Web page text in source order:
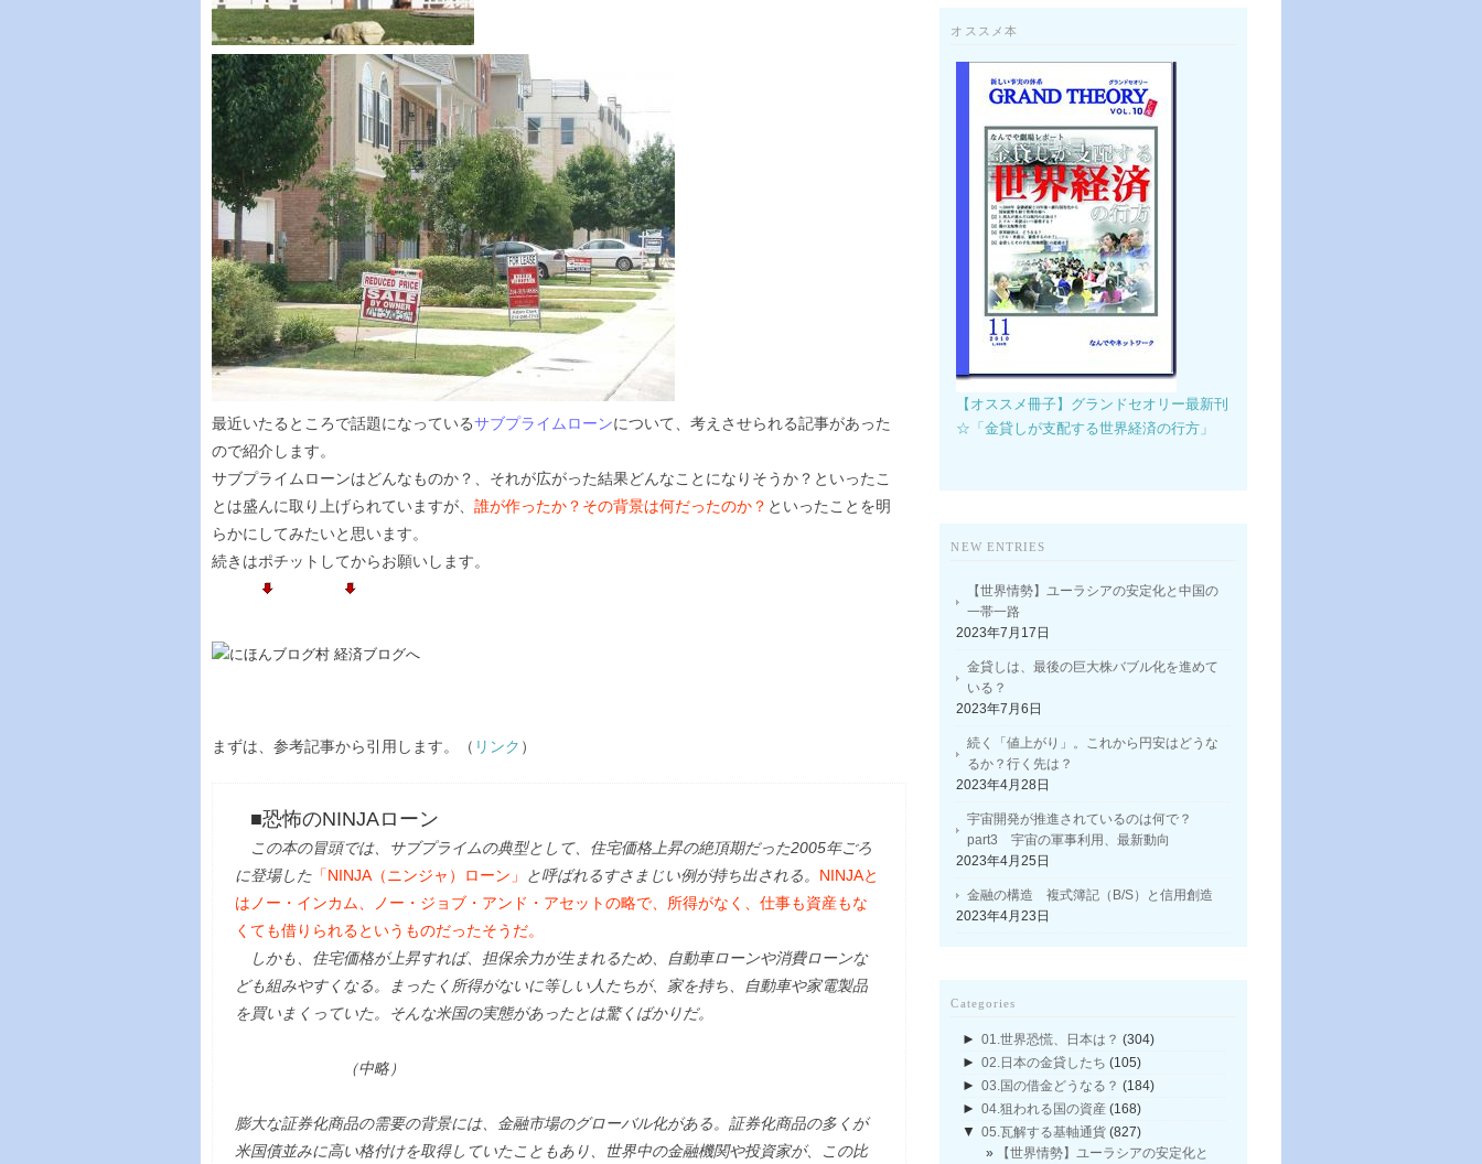
最近いたるところで話題になっているサブプライムローンについて、考えさせられる記事があった
ので紹介します。
サブプライムローンはどんなものか？、それが広がった結果どんなことになりそうか？といったこ
とは盛んに取り上げられていますが、 誰が作ったか？その背景は何だったのか？ といったことを明
らかにしてみたいと思います。
続きはポチットしてからお願いします。
まずは、参考記事から引用します。（ リンク ）
■恐怖のNINJAローン
この本の冒頭では、サブプライムの典型として、住宅価格上昇の絶頂期だった2005年ごろ
に登場した 「NINJA（ニンジャ）ローン」 と呼ばれるすさまじい例が持ち出される。 NINJAと
はノー・インカム、ノー・ジョブ・アンド・アセットの略で、所得がなく、仕事も資産もな
くても借りられるというものだったそうだ。
しかも、住宅価格が上昇すれば、担保余力が生まれるため、自動車ローンや消費ローンな
ども組みやすくなる。まったく所得がないに等しい人たちが、家を持ち、自動車や家電製品
を買いまくっていた。そんな米国の実態があったとは驚くばかりだ。
（中略）
膨大な証券化商品の需要の背景には、金融市場のグローバル化がある。証券化商品の多くが
米国債並みに高い格付けを取得していたこともあり、世界中の金融機関や投資家が、この比
オススメ本
【オススメ冊子】グランドセオリー最新刊
☆「金貸しが支配する世界経済の行方」
NEW ENTRIES
【世界情勢】ユーラシアの安定化と中国の
一帯一路
2023年7月17日
金貸しは、最後の巨大株バブル化を進めて
いる？
2023年7月6日
続く「値上がり」。これから円安はどうな
るか？行く先は？
2023年4月28日
宇宙開発が推進されているのは何で？
part3 宇宙の軍事利用、最新動向
2023年4月25日
金融の構造 複式簿記（B/S）と信用創造
2023年4月23日
Categories
► 01.世界恐慌、日本は？ (304)
► 02.日本の金貸したち (105)
► 03.国の借金どうなる？ (184)
► 04.狙われる国の資産 (168)
▼ 05.瓦解する基軸通貨 (827)
【世界情勢】ユーラシアの安定化と